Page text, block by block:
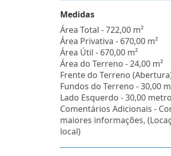
Medidas
Área Total - 722,00 m²
Área Privativa - 670,00 m²
Área Útil - 670,00 m²
Área do Terreno - 24,00 m²
Frente do Terreno
Fundos do Terreno - 30,00
Lado Esquerdo - 30,00
Comentários Adicionais -
maiores informações,
local)